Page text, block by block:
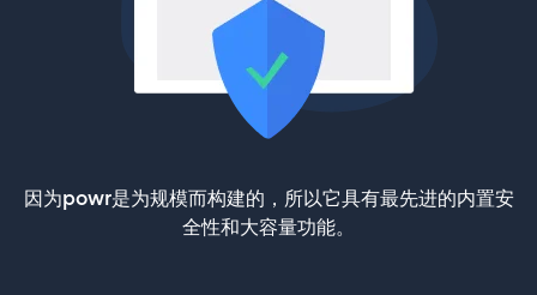
因为powr是为规模而构建的，所以它具有最先进的内置安
全性和大容量功能。